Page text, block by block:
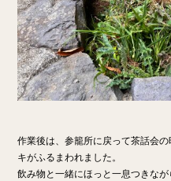
作業後は、参籠所に戻って茶話会
キがふるまわれました。
飲み物と一緒にほっと一息つきな